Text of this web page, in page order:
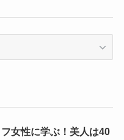
女性に学ぶ！美人は40